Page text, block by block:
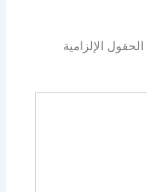
الحقول الإلزامية